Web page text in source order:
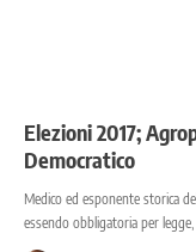
Elezioni 2017;
Democratico
Medico ed esponente storica
essendo obbligatoria per